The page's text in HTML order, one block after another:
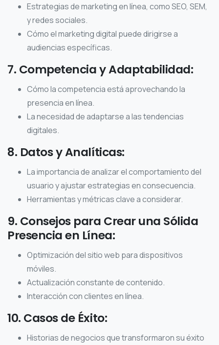
Estrategias de marketing en línea, como SEO, SEM,
y redes sociales.
Cómo el marketing digital puede dirigirse a
audiencias específicas.
7. Competencia y Adaptabilidad:
Cómo la competencia está aprovechando la
presencia en línea.
La necesidad de adaptarse a las tendencias
digitales.
8. Datos y Analíticas:
La importancia de analizar el comportamiento del
usuario y ajustar estrategias en consecuencia.
Herramientas y métricas clave a considerar.
9. Consejos para Crear una Sólida
Presencia en Línea:
Optimización del sitio web para dispositivos
móviles.
Actualización constante de contenido.
Interacción con clientes en línea.
10. Casos de Éxito:
Historias de negocios que transformaron su éxito